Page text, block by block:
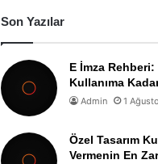
Son Yazılar
E İmza
Kullanıma
Admin 1
Özel Tasarım
Vermenin En